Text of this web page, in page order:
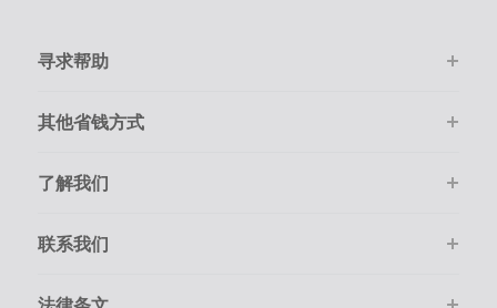
购物必须是通过在线一次性顺利完成。
寻求帮助
其他省钱方式
了解我们
联系我们